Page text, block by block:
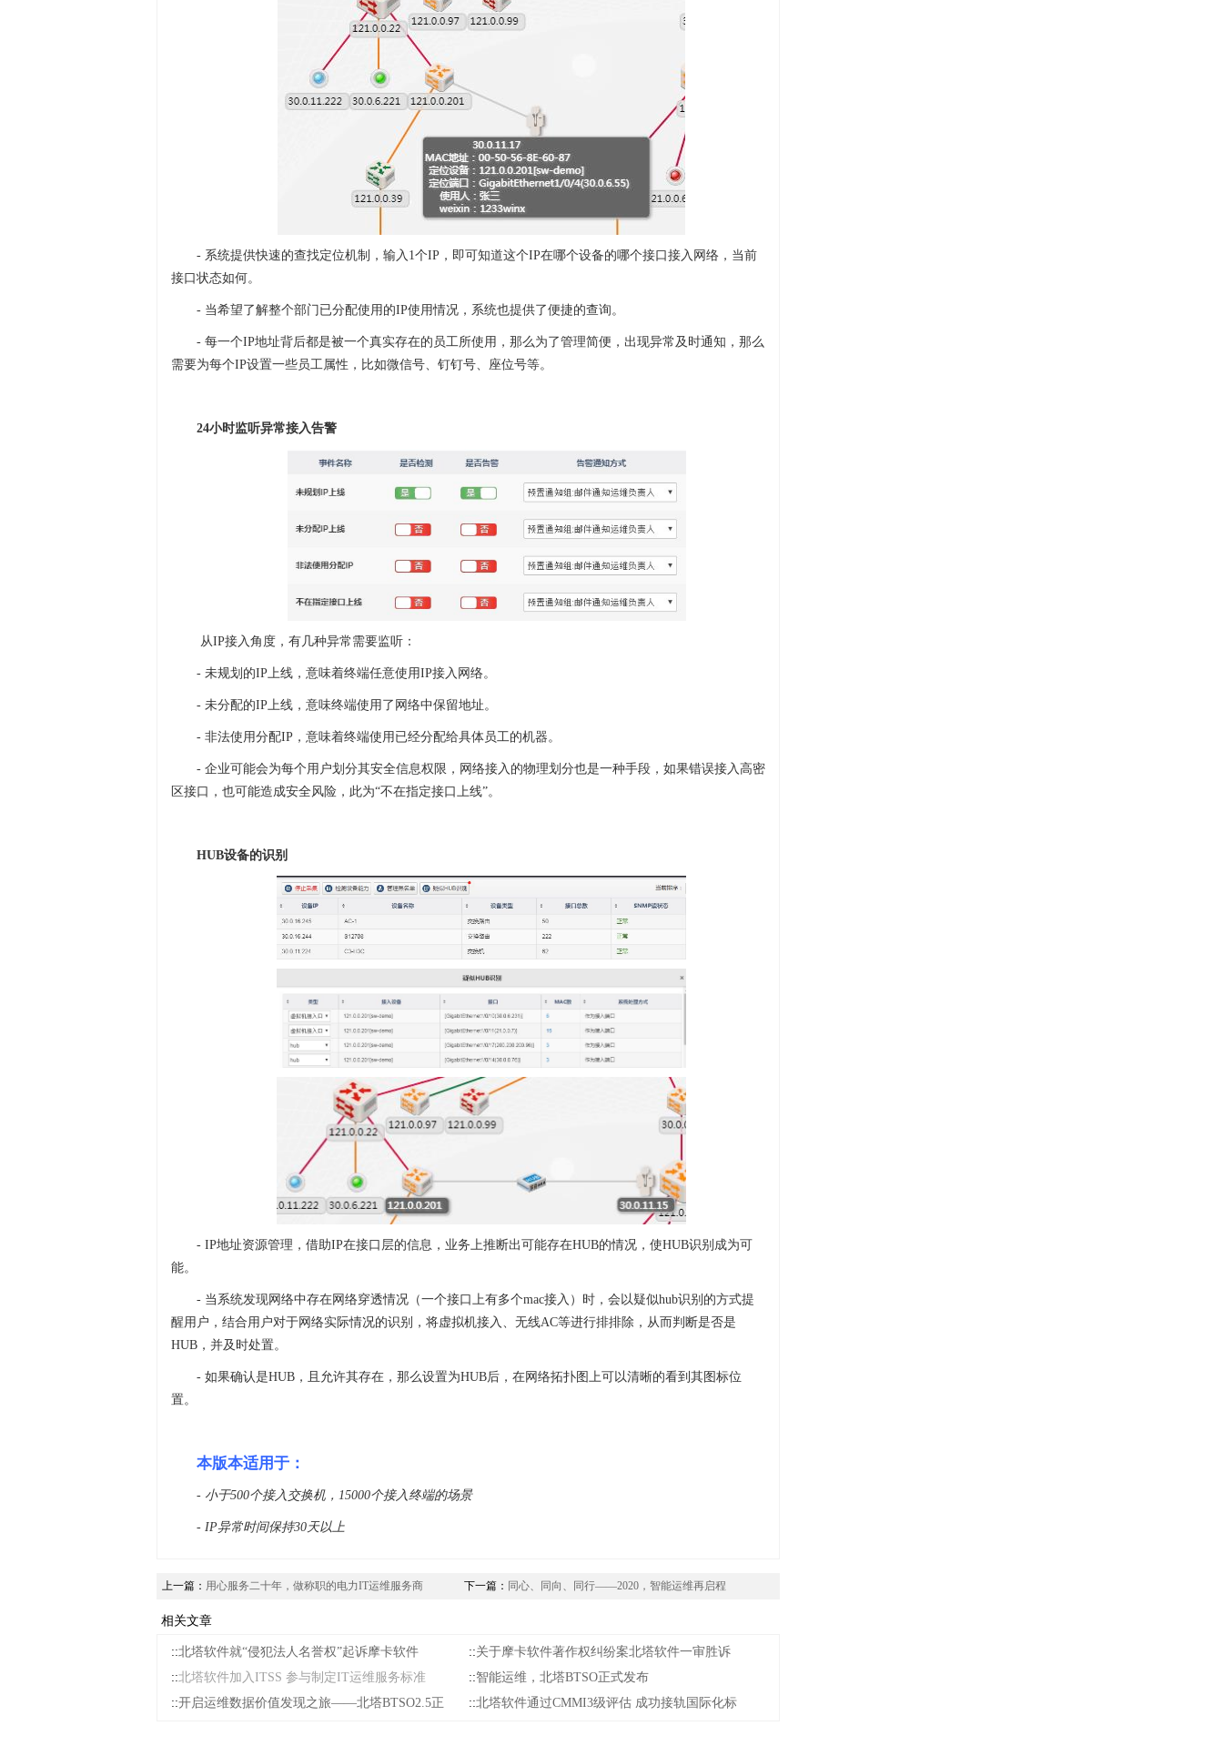
- 系统提供快速的查找定位机制，输入1个IP，即可知道这个IP在哪个设备的哪个接口接入网络，当前
接口状态如何。
- 当希望了解整个部门已分配使用的IP使用情况，系统也提供了便捷的查询。
- 每一个IP地址背后都是被一个真实存在的员工所使用，那么为了管理简便，出现异常及时通知，那么
需要为每个IP设置一些员工属性，比如微信号、钉钉号、座位号等。
24小时监听异常接入告警
从IP接入角度，有几种异常需要监听：
- 未规划的IP上线，意味着终端任意使用IP接入网络。
- 未分配的IP上线，意味终端使用了网络中保留地址。
- 非法使用分配IP，意味着终端使用已经分配给具体员工的机器。
- 企业可能会为每个用户划分其安全信息权限，网络接入的物理划分也是一种手段，如果错误接入高密
区接口，也可能造成安全风险，此为“不在指定接口上线”。
HUB设备的识别
- IP地址资源管理，借助IP在接口层的信息，业务上推断出可能存在HUB的情况，使HUB识别成为可
能。
- 当系统发现网络中存在网络穿透情况（一个接口上有多个mac接入）时，会以疑似hub识别的方式提
醒用户，结合用户对于网络实际情况的识别，将虚拟机接入、无线AC等进行排排除，从而判断是否是
HUB，并及时处置。
- 如果确认是HUB，且允许其存在，那么设置为HUB后，在网络拓扑图上可以清晰的看到其图标位
置。
本版本适用于：
- 小于500个接入交换机，15000个接入终端的场景
- IP异常时间保持30天以上
上一篇： 用心服务二十年，做称职的电力IT运维服务商 下一篇： 同心、同向、同行——2020，智能运维再启程
相关文章
::北塔软件就“侵犯法人名誉权”起诉摩卡软件 ::关于摩卡软件著作权纠纷案北塔软件一审胜诉
::北塔软件加入ITSS 参与制定IT运维服务标准 ::智能运维，北塔BTSO正式发布
::开启运维数据价值发现之旅——北塔BTSO2.5正 ::北塔软件通过CMMI3级评估 成功接轨国际化标